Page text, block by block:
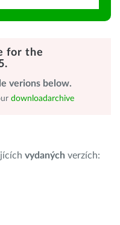
for the
verions below.
downloadarchive
vydaných verzích: